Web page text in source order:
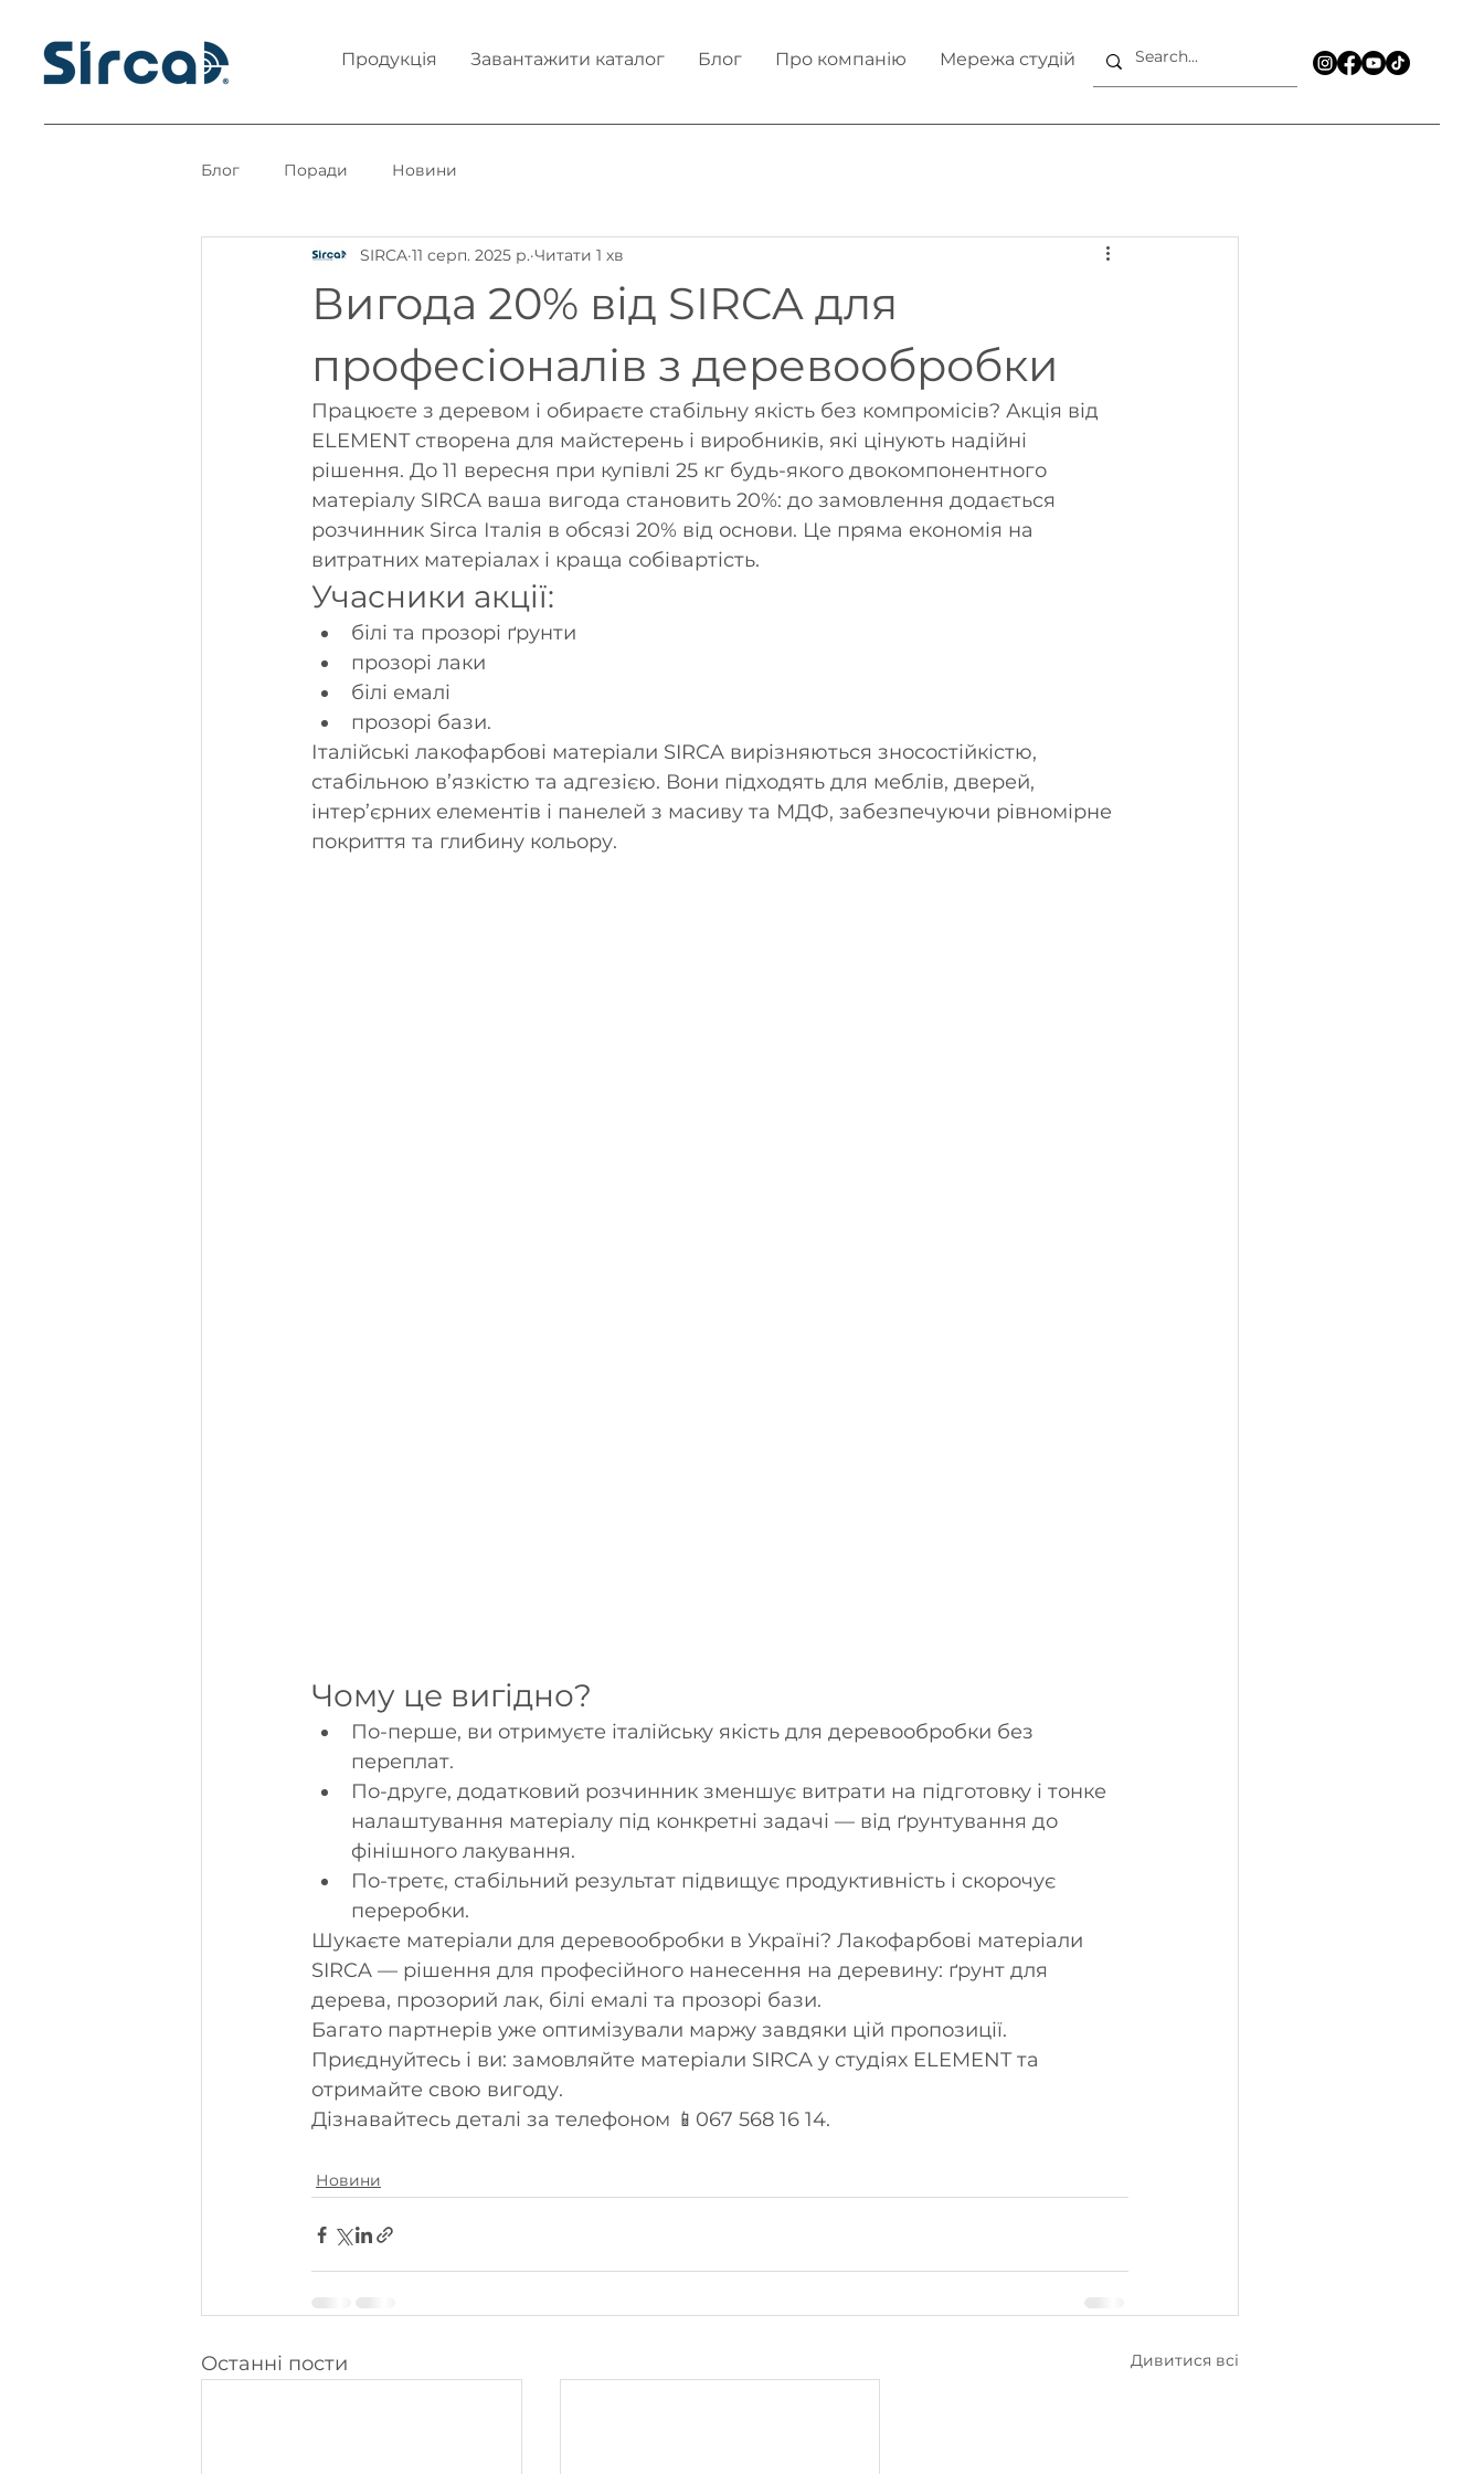
Продукція Завантажити каталог Блог Про компанію Мережа студій
Блог Поради Новини
Вигода 20% від SIRCA для
професіоналів з деревообробки
SIRCA 11 серп. 2025 р. Читати 1 хв
Працюєте з деревом і обираєте стабільну якість без компромісів? Акція від
ELEMENT створена для майстерень і виробників, які цінують надійні
рішення. До 11 вересня при купівлі 25 кг будь-якого двокомпонентного
матеріалу SIRCA ваша вигода становить 20%: до замовлення додається
розчинник Sirca Італія в обсязі 20% від основи. Це пряма економія на
витратних матеріалах і краща собівартість.
Учасники акції:
білі та прозорі ґрунти
прозорі лаки
білі емалі
прозорі бази.
Італійські лакофарбові матеріали SIRCA вирізняються зносостійкістю,
стабільною в’язкістю та адгезією. Вони підходять для меблів, дверей,
інтер’єрних елементів і панелей з масиву та МДФ, забезпечуючи рівномірне
покриття та глибину кольору.
Чому це вигідно?
По-перше, ви отримуєте італійську якість для деревообробки без
переплат.
По-друге, додатковий розчинник зменшує витрати на підготовку і тонке
налаштування матеріалу під конкретні задачі — від ґрунтування до
фінішного лакування.
По-третє, стабільний результат підвищує продуктивність і скорочує
переробки.
Шукаєте матеріали для деревообробки в Україні? Лакофарбові матеріали
SIRCA — рішення для професійного нанесення на деревину: ґрунт для
дерева, прозорий лак, білі емалі та прозорі бази.
Багато партнерів уже оптимізували маржу завдяки цій пропозиції.
Приєднуйтесь і ви: замовляйте матеріали SIRCA у студіях ELEMENT та
отримайте свою вигоду.
Дізнавайтесь деталі за телефоном 📱067 568 16 14.
Новини
Останні пости Дивитися всі